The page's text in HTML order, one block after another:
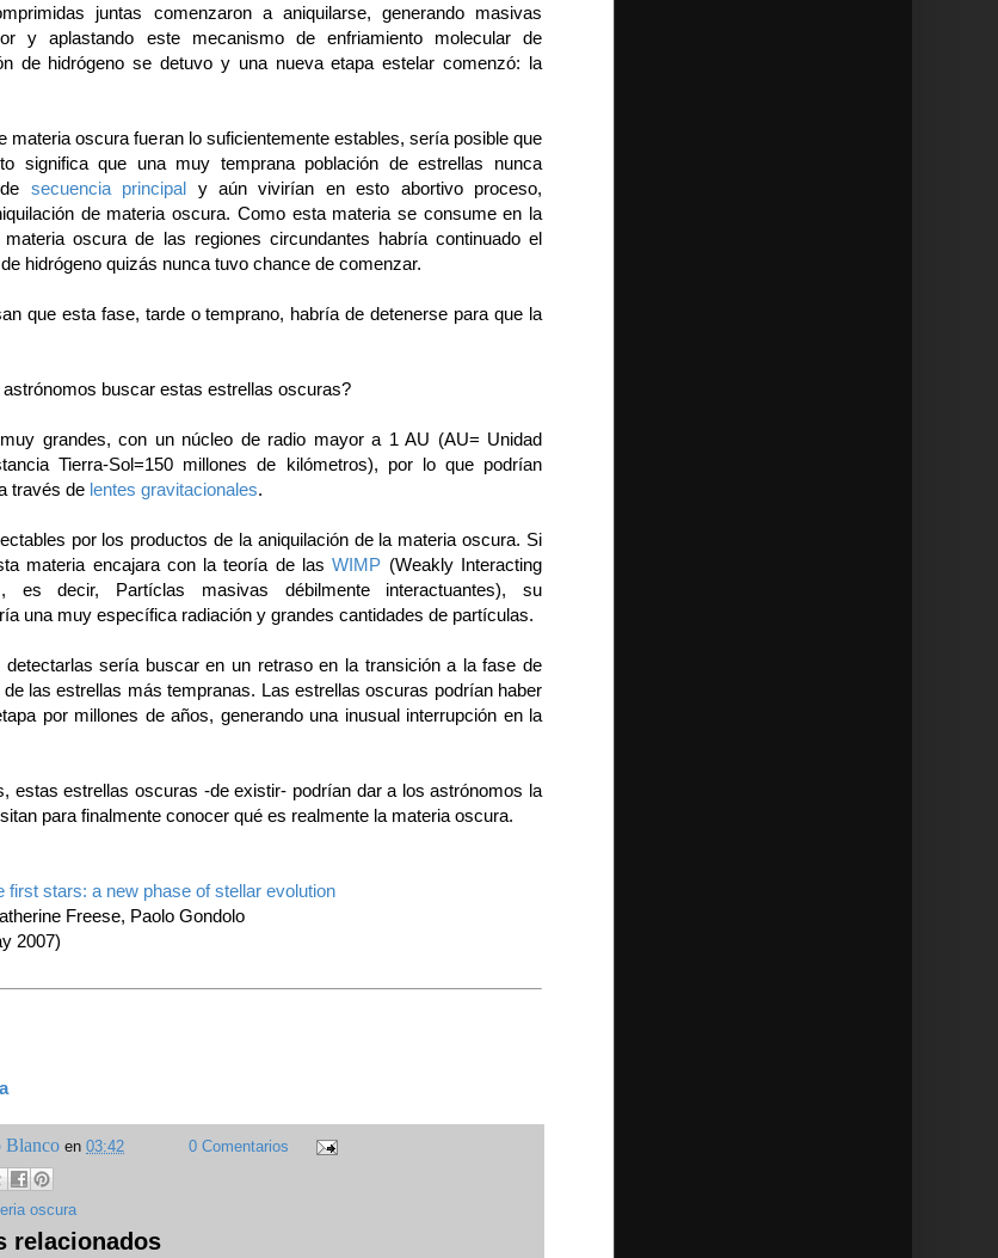
juntas comenzaron a aniquilarse, generando masivas
y aplastando este mecanismo de enfriamiento molecular de
de hidrógeno se detuvo y una nueva etapa estelar comenzó: la
materia oscura fueran lo suficientemente estables, sería posible que
significa que una muy temprana población de estrellas nunca
secuencia principal y aún vivirían en esto abortivo proceso,
de materia oscura. Como esta materia se consume en la
materia oscura de las regiones circundantes habría continuado el
hidrógeno quizás nunca tuvo chance de comenzar.
que esta fase, tarde o temprano, habría de detenerse para que la
buscar estas estrellas oscuras?
grandes, con un núcleo de radio mayor a 1 AU (AU= Unidad
Tierra-Sol=150 millones de kilómetros), por lo que podrían
través de lentes gravitacionales.
por los productos de la aniquilación de la materia oscura. Si
materia encajara con la teoría de lasWIMP (Weakly Interacting
es decir, Partíclas masivas débilmente interactuantes), su
una muy específica radiación y grandes cantidades de partículas.
sería buscar en un retraso en la transición a la fase de
las estrellas más tempranas. Las estrellas oscuras podrían haber
por millones de años, generando una inusual interrupción en la
estas estrellas oscuras -de existir- podrían dar a los astrónomos la
para finalmente conocer qué es realmente la materia oscura.
first stars: a new phase of stellar evolution
Freese, Paolo Gondolo
2007)
Blanco en 03:42 0 Comentarios
oscura
relacionados